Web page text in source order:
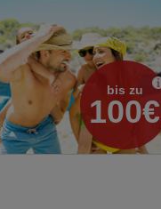
bis zu
100€